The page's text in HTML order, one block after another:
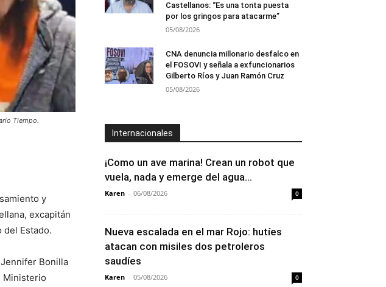
Tiempo.
y
excapitán
Estado.
Bonilla
Ministerio
Castellanos: “Es una tonta puesta
por los gringos para atacarme”
05/08/2026
CNA denuncia millonario desfalco en
el FOSOVI y señala a exfuncionarios
Gilberto Ríos y Juan Ramón Cruz
05/08/2026
Internacionales
¡Como un ave marina! Crean un robot que
vuela, nada y emerge del agua...
Karen - 06/08/2026 0
Nueva escalada en el mar Rojo: hutíes
atacan con misiles dos petroleros
saudíes
Karen - 05/08/2026 0